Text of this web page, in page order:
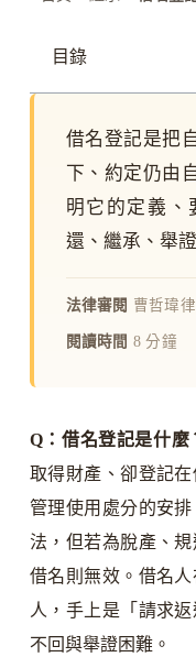
目錄
借名登記是把
下、約定仍由
明它的定義、
還、繼承、舉
法律審閱 曹哲瑋
閱讀時間 8 分鐘
Q：借名登記是什麼
取得財產、卻登記
管理使用處分的安
法，但若為脫產、
借名則無效。借名
人，手上是「請求
不回與舉證困難。